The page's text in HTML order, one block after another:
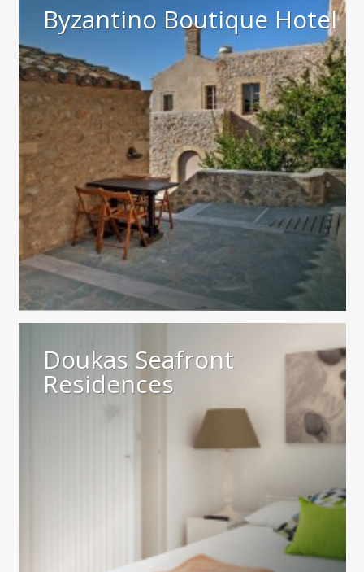
Byzantino Boutique Hotel
Doukas Seafront
Residences